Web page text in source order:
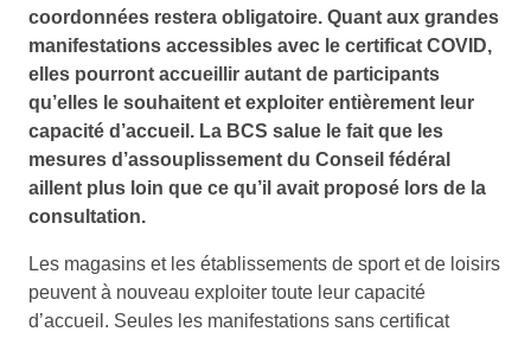
coordonnées restera obligatoire. Quant aux grandes
manifestations accessibles avec le certificat COVID,
elles pourront accueillir autant de participants
qu’elles le souhaitent et exploiter entièrement leur
capacité d’accueil. La BCS salue le fait que les
mesures d’assouplissement du Conseil fédéral
aillent plus loin que ce qu’il avait proposé lors de la
consultation.
Les magasins et les établissements de sport et de loisirs
peuvent à nouveau exploiter toute leur capacité
d’accueil. Seules les manifestations sans certificat